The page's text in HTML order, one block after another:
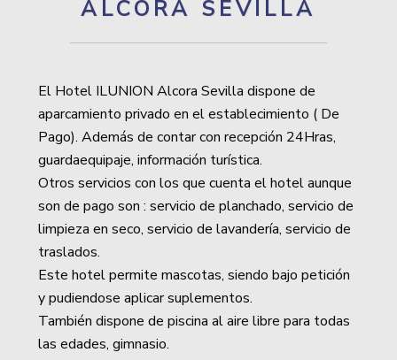
ALCORA SEVILLA
El Hotel ILUNION Alcora Sevilla dispone de
aparcamiento privado en el establecimiento ( De
Pago). Además de contar con recepción 24Hras,
guardaequipaje, información turística.
Otros servicios con los que cuenta el hotel aunque
son de pago son : servicio de planchado, servicio de
limpieza en seco, servicio de lavandería, servicio de
traslados.
Este hotel permite mascotas, siendo bajo petición
y pudiendose aplicar suplementos.
También dispone de piscina al aire libre para todas
las edades, gimnasio.